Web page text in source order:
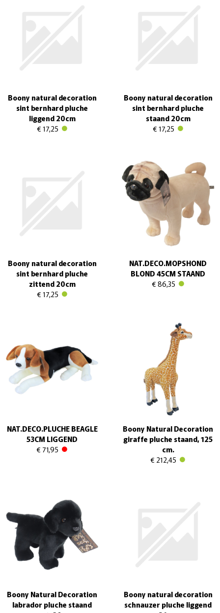
Boony natural decoration
sint bernhard pluche
liggend 20cm
€ 17,25
Boony natural decoration
sint bernhard pluche
staand 20cm
€ 17,25
Boony natural decoration
sint bernhard pluche
zittend 20cm
€ 17,25
NAT.DECO.MOPSHOND
BLOND 45CM STAAND
€ 86,35
NAT.DECO.PLUCHE BEAGLE
53CM LIGGEND
€ 71,95
Boony Natural Decoration
giraffe pluche staand, 125
cm.
€ 212,45
Boony Natural Decoration
labrador pluche staand
Boony natural decoration
schnauzer pluche liggend